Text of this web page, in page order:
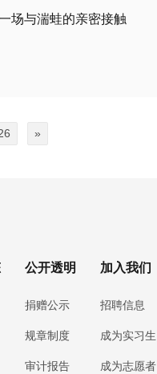
场与湍蛙的亲密接触
»
公开透明
捐赠公示
规章制度
审计报告
加入我们
招聘信息
成为实习生
成为志愿者